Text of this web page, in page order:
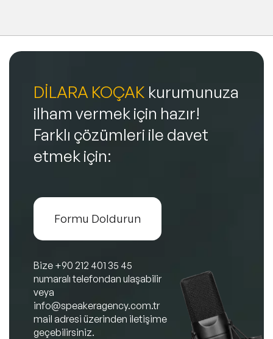
DİLARA KOÇAK kurumunuza
ilham vermek için hazır!
Farklı çözümleri ile davet
etmek için:
Formu Doldurun
Bize +90 212 401 35 45
numaralı telefondan ulaşabilir
veya
info@speakeragency.com.tr
mail adresi üzerinden iletişime
geçebilirsiniz.